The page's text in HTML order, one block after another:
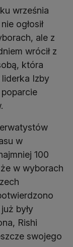
września
ogłosił
ale z
wrócił z
która
liderka Izby
w
100
w wyborach
były
Rishi
swojego